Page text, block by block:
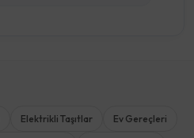
Elektrikli Taşıtlar Ev Gereçleri